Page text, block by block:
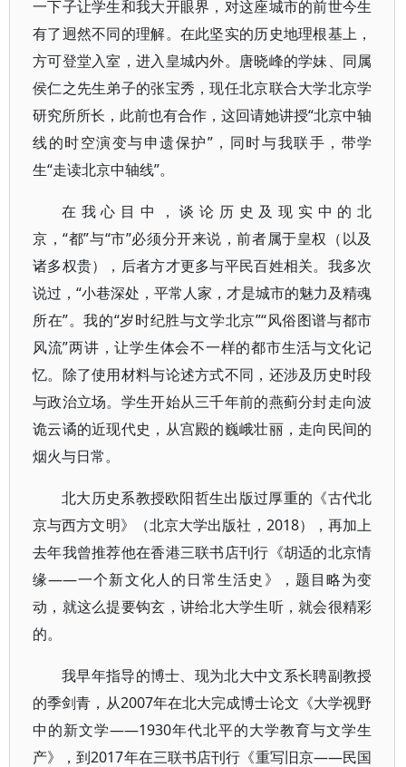
一下子让学生和我大开眼界，对这座城市的前世今生
有了迥然不同的理解。在此坚实的历史地理根基上，
方可登堂入室，进入皇城内外。唐晓峰的学妹、同属
侯仁之先生弟子的张宝秀，现任北京联合大学北京学
研究所所长，此前也有合作，这回请她讲授“北京中轴
线的时空演变与申遗保护”，同时与我联手，带学
生“走读北京中轴线”。
在我心目中，谈论历史及现实中的北
京，“都”与“市”必须分开来说，前者属于皇权（以及
诸多权贵），后者方才更多与平民百姓相关。我多次
说过，“小巷深处，平常人家，才是城市的魅力及精魂
所在”。我的“岁时纪胜与文学北京”“风俗图谱与都市
风流”两讲，让学生体会不一样的都市生活与文化记
忆。除了使用材料与论述方式不同，还涉及历史时段
与政治立场。学生开始从三千年前的燕蓟分封走向波
诡云谲的近现代史，从宫殿的巍峨壮丽，走向民间的
烟火与日常。
北大历史系教授欧阳哲生出版过厚重的《古代北
京与西方文明》（北京大学出版社，2018），再加上
去年我曾推荐他在香港三联书店刊行《胡适的北京情
缘——一个新文化人的日常生活史》，题目略为变
动，就这么提要钩玄，讲给北大学生听，就会很精彩
的。
我早年指导的博士、现为北大中文系长聘副教授
的季剑青，从2007年在北大完成博士论文《大学视野
中的新文学——1930年代北平的大学教育与文学生
产》，到2017年在三联书店刊行《重写旧京——民国